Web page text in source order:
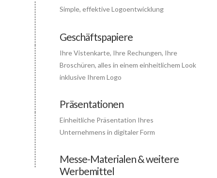
Connector.
Simple, effektive Logoentwicklung
Connector.
Geschäftspapiere
Ihre Vistenkarte, Ihre Rechungen, Ihre
Broschüren, alles in einem einheitlichem Look
inklusive Ihrem Logo
Connector.
Präsentationen
Einheitliche Präsentation Ihres
Unternehmens in digitaler Form
Messe-Materialen & weitere
Werbemittel